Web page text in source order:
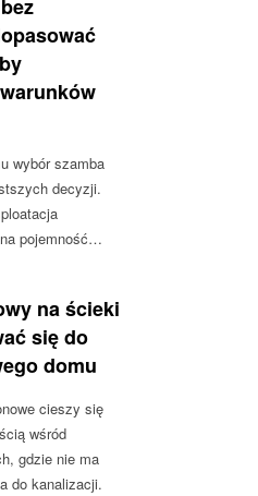
wybór szamba
decyzji.
pojemność…
na ścieki
się do
domu
cieszy się
wśród
gdzie nie ma
do kanalizacji.